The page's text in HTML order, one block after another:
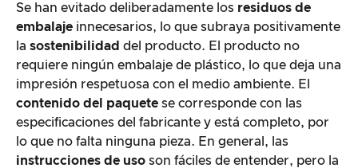
Se han evitado deliberadamente los residuos de
embalaje innecesarios, lo que subraya positivamente
la sostenibilidad del producto. El producto no
requiere ningún embalaje de plástico, lo que deja una
impresión respetuosa con el medio ambiente. El
contenido del paquete se corresponde con las
especificaciones del fabricante y está completo, por
lo que no falta ninguna pieza. En general, las
instrucciones de uso son fáciles de entender, pero la